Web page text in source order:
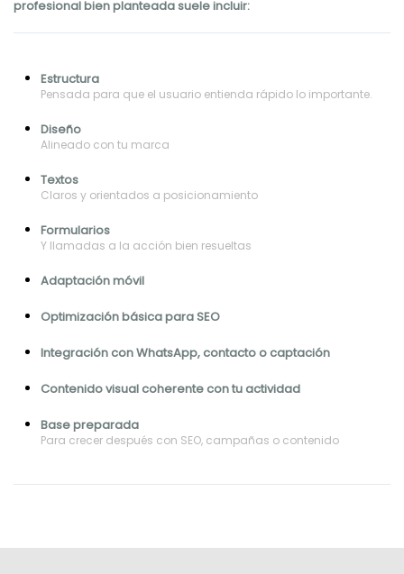
profesional bien planteada suele incluir:
Estructura
Pensada para que el usuario entienda rápido lo importante.
Diseño
Alineado con tu marca
Textos
Claros y orientados a posicionamiento
Formularios
Y llamadas a la acción bien resueltas
Adaptación móvil
Optimización básica para SEO
Integración con WhatsApp, contacto o captación
Contenido visual coherente con tu actividad
Base preparada
Para crecer después con SEO, campañas o contenido